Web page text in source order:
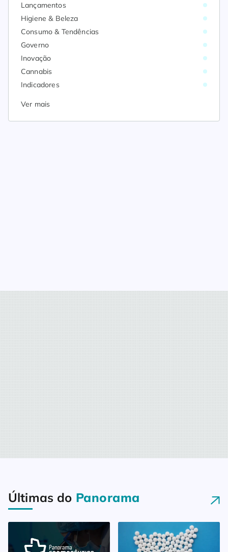
Lançamentos
Higiene & Beleza
Consumo & Tendências
Governo
Inovação
Cannabis
Indicadores
Ver mais
Últimas do Panorama